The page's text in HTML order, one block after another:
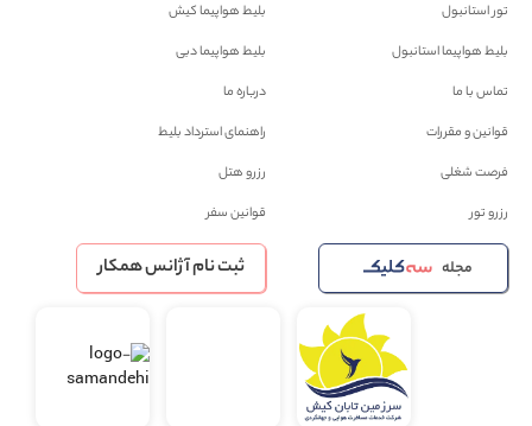
تور استانبول
بلیط هواپیما کیش
بلیط هواپیما استانبول
بلیط هواپیما دبی
تماس با ما
درباره ما
قوانین و مقررات
راهنمای استرداد بلیط
فرصت شغلی
رزرو هتل
رزرو تور
قوانین سفر
مجله ثبت نام آژانس همکار